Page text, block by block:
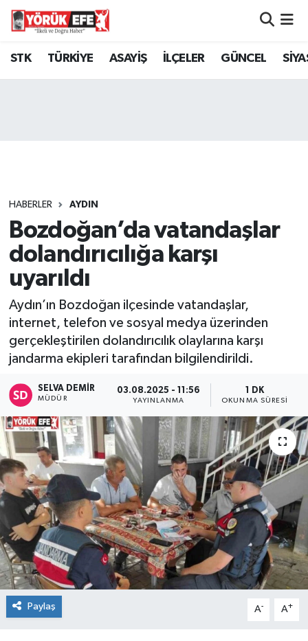
STK TÜRKİYE ASAYİŞ İLÇELER GÜNCEL
HABERLER AYDIN
Bozdoğan’da vatandaşlar
dolandırıcılığa karşı
uyarıldı
Aydın’ın Bozdoğan ilçesinde vatandaşlar,
internet, telefon ve sosyal medya üzerinden
gerçekleştirilen dolandırıcılık olaylarına karşı
jandarma ekipleri tarafından bilgilendirildi.
SELVA DEMIR
MÜDÜR
03.08.2025 - 11:56
YAYINLANMA
1 DK
OKUNMA SÜRESI
Paylaş A- A+
Aydın Nöbetçi Eczaneler
Tüm Manşetler
Son Dakika Haberleri
Haber Arşivi